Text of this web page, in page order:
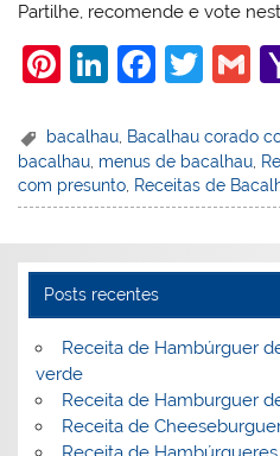
Partilhe, recomende e vote
Pi
er
e
st
Li
k
e
dI
F
c
e
b
o
k
T
itt
er
G
ai
l
bacalhau Bacalhau corado
bacalhau, menus de bacalhau,
com presunto, Receitas de
Posts recentes
Receita de Hambúrguer
verde
Receita de Hamburguer
Receita de